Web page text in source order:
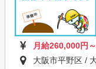
月給260,000円～
大阪市平野区 /